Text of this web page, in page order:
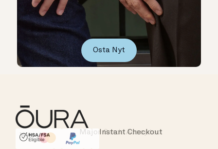
Osta Nyt
HSA/FSA Eligible
Affirm
Instant Checkout